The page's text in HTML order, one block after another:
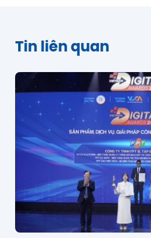
Tin liên quan